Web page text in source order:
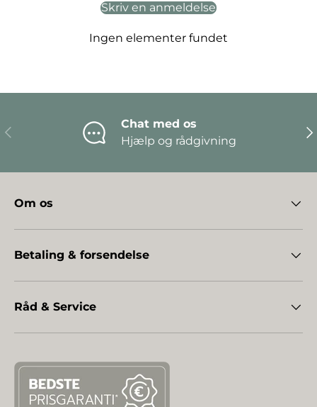
Skriv en anmeldelse
Ingen elementer fundet
Forrige
Chat med os
Hjælp og rådgivning
Om os
Betaling & forsendelse
Råd & Service